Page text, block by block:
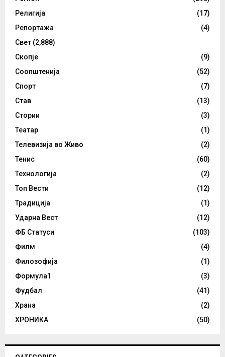
Религија
(17)
Репортажа
(4)
Свет (2,888)
Скопје
(9)
Соопштенија
(52)
Спорт
(7)
Став
(13)
Стории
(3)
Театар
(1)
Телевизија во Живо
(2)
Тенис
(60)
Технологија
(2)
Топ Вести
(12)
Традиција
(1)
Ударна Вест
(12)
ФБ Статуси
(103)
Филм
(4)
Филозофија
(1)
Формула1
(3)
Фудбал
(41)
Храна
(2)
ХРОНИКА
(50)